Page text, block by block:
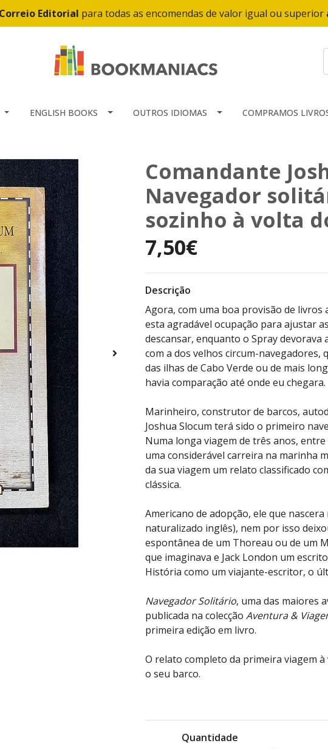
Editorial para todas as encomendas de valor igual ou superior
ENGLISH BOOKS OUTROS IDIOMAS COMPRAMOS
Comandante
Navegador
sozinho à volta
7,50€
Descrição
Agora, com uma boa provisão de livros
esta agradável ocupação para ajustar
descansar, enquanto o Spray
com a dos velhos circum-navegadores,
das ilhas de Cabo Verde ou de mais
havia comparação até onde eu chegara.
Marinheiro, construtor de barcos,
Joshua Slocum terá sido o primeiro
Numa longa viagem de três anos, entre
uma considerável carreira na marinha
da sua viagem um relato classificado
clássica.
Americano de adopção, ele que
naturalizado inglês), nem por isso
espontânea de um Thoreau ou de um
que imaginava e Jack London um
História como um viajante-escritor, o
Navegador Solitário, uma das maiores
publicada na colecção Aventura &
primeira edição em livro.
O relato completo da primeira viagem
o seu barco.
Quantidade